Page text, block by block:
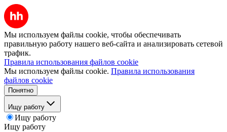
Мы используем файлы cookie, чтобы обеспечивать
правильную работу нашего веб-сайта и анализировать сетевой
трафик.
Правила использования файлов cookie
Мы используем файлы cookie. Правила использования
файлов cookie
Понятно
Ищу работу
Ищу работу
Ищу работу